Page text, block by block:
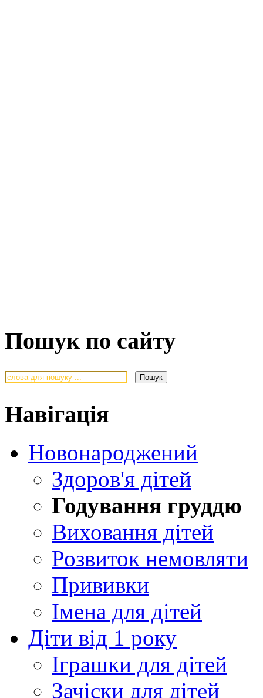
Пошук по сайту
Навігація
Новонароджений
Здоров'я дітей
Годування груддю
Виховання дітей
Розвиток немовляти
Прививки
Імена для дітей
Діти від 1 року
Іграшки для дітей
Зачіски для дітей